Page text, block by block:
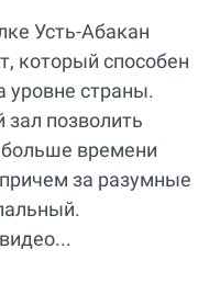
Усть-Абакан
который способен
уровне страны.
позволить
времени
за разумные